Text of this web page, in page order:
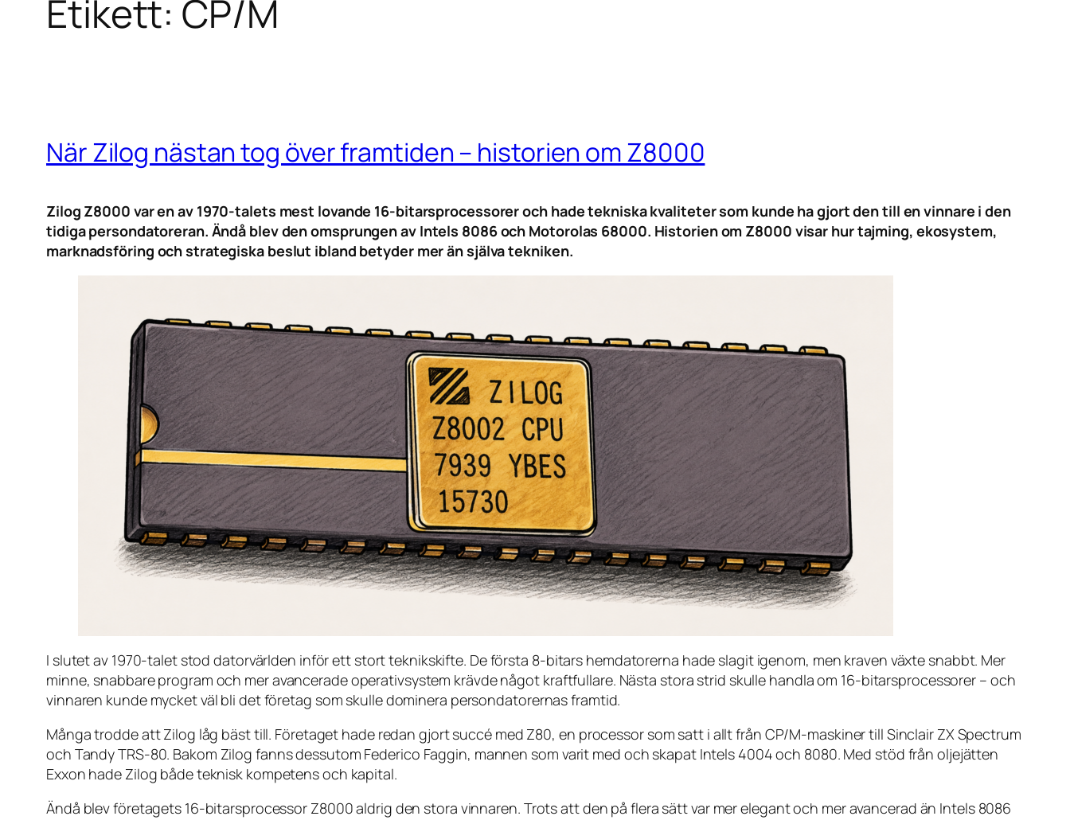
Etikett: CP/M
När Zilog nästan tog över framtiden – historien om Z8000
Zilog Z8000 var en av 1970-talets mest lovande 16-bitarsprocessorer och hade tekniska kvaliteter som kunde ha gjort den till en vinnare i den
tidiga persondatoreran. Ändå blev den omsprungen av Intels 8086 och Motorolas 68000. Historien om Z8000 visar hur tajming, ekosystem,
marknadsföring och strategiska beslut ibland betyder mer än själva tekniken.
I slutet av 1970-talet stod datorvärlden inför ett stort teknikskifte. De första 8-bitars hemdatorerna hade slagit igenom, men kraven växte snabbt. Mer
minne, snabbare program och mer avancerade operativsystem krävde något kraftfullare. Nästa stora strid skulle handla om 16-bitarsprocessorer – och
vinnaren kunde mycket väl bli det företag som skulle dominera persondatorernas framtid.
Många trodde att Zilog låg bäst till. Företaget hade redan gjort succé med Z80, en processor som satt i allt från CP/M-maskiner till Sinclair ZX Spectrum
och Tandy TRS-80. Bakom Zilog fanns dessutom Federico Faggin, mannen som varit med och skapat Intels 4004 och 8080. Med stöd från oljejätten
Exxon hade Zilog både teknisk kompetens och kapital.
Ändå blev företagets 16-bitarsprocessor Z8000 aldrig den stora vinnaren. Trots att den på flera sätt var mer elegant och mer avancerad än Intels 8086